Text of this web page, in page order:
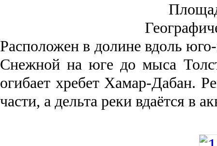
Рас­положен в долине вдоль
Снежной на юге до мыса
огибает хребет Хамар-Дабан.
части, а дельта реки вда­ётся в